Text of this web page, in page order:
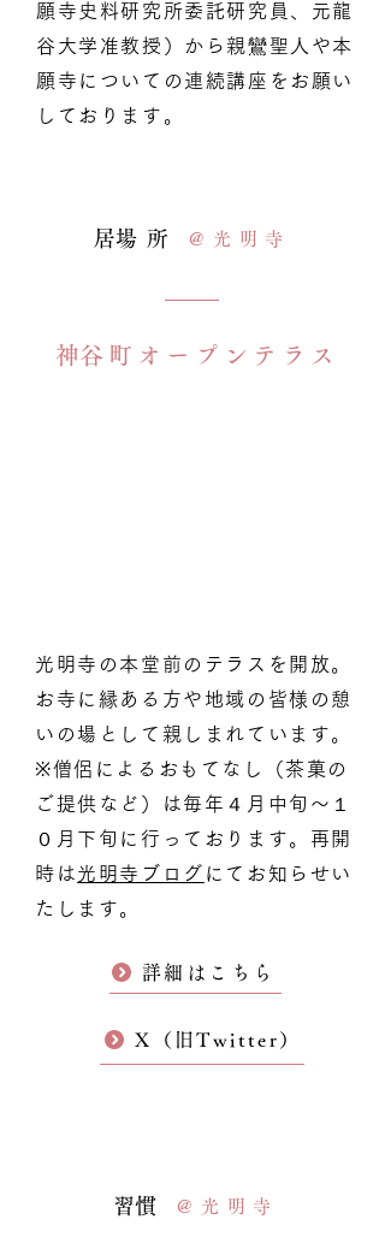
願寺史料研究所委託研究員、元龍
谷大学准教授）から親鸞聖人や本
願寺についての連続講座をお願い
しております。
​居場所 @光明寺
​神谷町オープンテラス
光明寺の本堂前のテラスを開放。
お寺に縁ある方や地域の皆様の憩
いの場として親しまれています。
※僧侶によるおもてなし（茶菓の
ご提供など）は毎年４月中旬～１
０月下旬に行っております。再開
時は 光明寺ブログ にてお知らせい
たします。
詳細はこちら
X（旧Twitter）
​@光明寺
​習慣